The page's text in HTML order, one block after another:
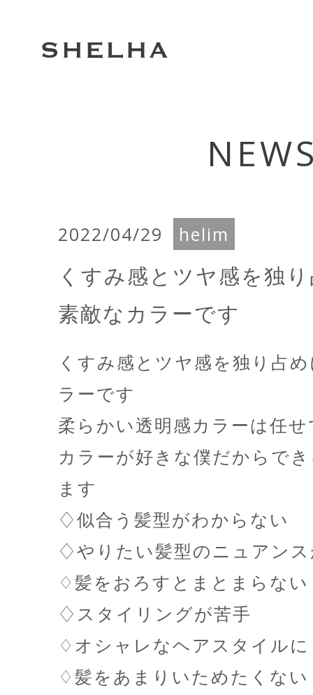
2022/04/29 helim
くすみ感とツヤ感を独
素敵なカラーです
くすみ感とツヤ感を独り占
ラーです
柔らかい透明感カラーは任
カラーが好きな僕だからで
ます️
♢似合う髪型がわからない
♢やりたい髪型のニュアン
♢髪をおろすとまとまらない
♢スタイリングが苦手
♢オシャレなヘアスタイル
♢髪をあまりいためたくない